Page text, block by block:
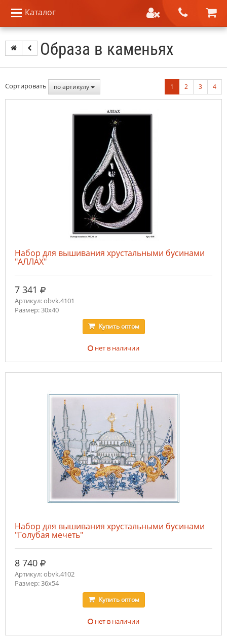
Каталог
Образа в каменьях
Сортировать по артикулу 1 2 3 4
Набор для вышивания хрустальными бусинами
"АЛЛАХ"
7 341 руб.
Артикул: obvk.4101
Размер: 30х40
Купитьоптом
нет в наличии
Набор для вышивания хрустальными бусинами
"Голубая мечеть"
8 740 руб.
Артикул: obvk.4102
Размер: 36х54
Купитьоптом
нет в наличии